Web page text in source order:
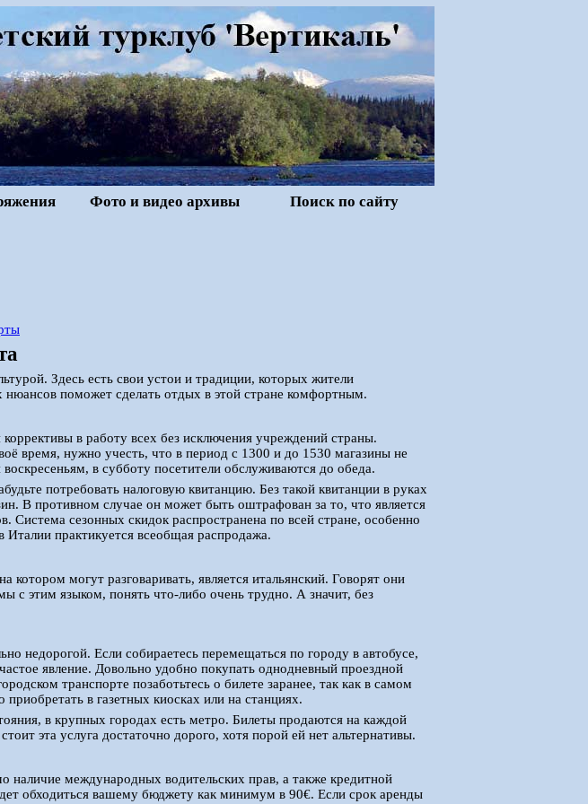
Фото и видео архивы Поиск по сайту
Здесь есть свои устои и традиции, которых жители
поможет сделать отдых в этой стране комфортным.
в работу всех без исключения учреждений страны.
время, нужно учесть, что в период с 1300 и до 1530 магазины не
в субботу посетители обслуживаются до обеда.
потребовать налоговую квитанцию. Без такой квитанции в руках
В противном случае он может быть оштрафован за то, что является
Система сезонных скидок распространена по всей стране, особенно
практикуется всеобщая распродажа.
могут разговаривать, является итальянский. Говорят они
с этим языком, понять что-либо очень трудно. А значит, без
недорогой. Если собираетесь перемещаться по городу в автобусе,
явление. Довольно удобно покупать однодневный проездной
транспорте позаботьтесь о билете заранее, так как в самом
в газетных киосках или на станциях.
в крупных городах есть метро. Билеты продаются на каждой
эта услуга достаточно дорого, хотя порой ей нет альтернативы.
наличие международных водительских прав, а также кредитной
обходиться вашему бюджету как минимум в 90€. Если срок аренды